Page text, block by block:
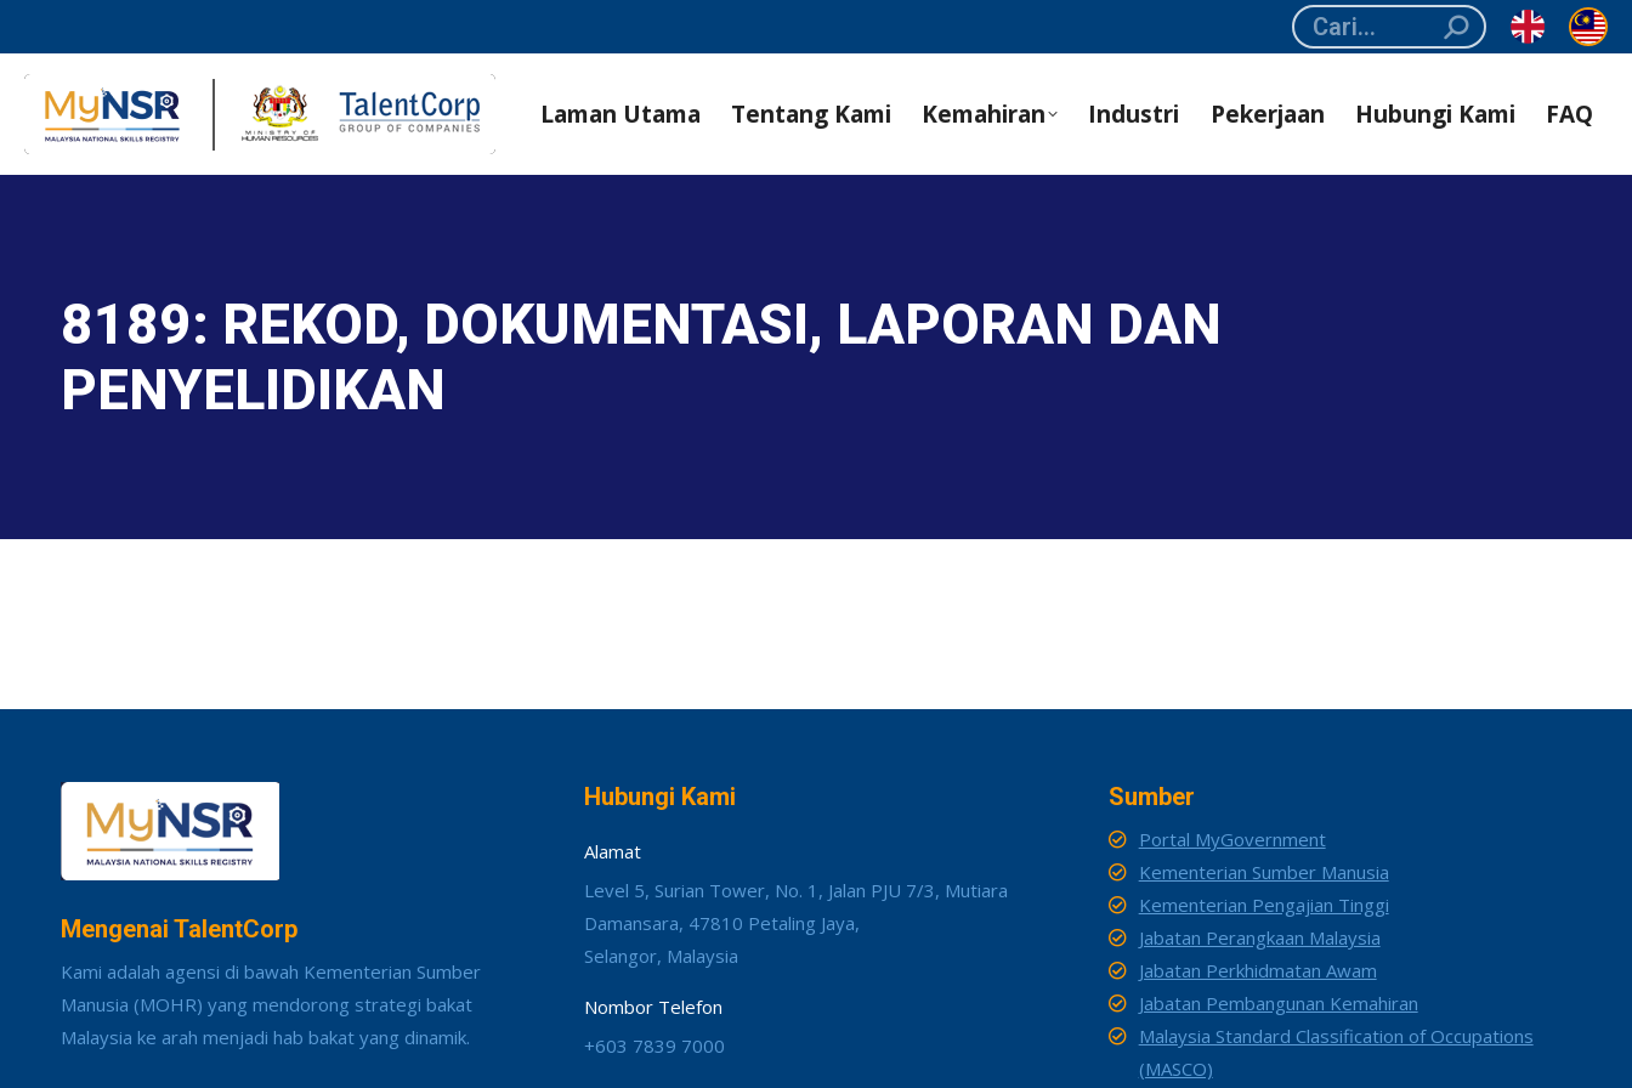
Search:
Laman Utama Tentang Kami Kemahiran Industri Pekerjaan Hubungi Kami FAQ
8189: REKOD, DOKUMENTASI, LAPORAN DAN
PENYELIDIKAN
Mengenai TalentCorp
Kami adalah agensi di bawah Kementerian Sumber
Manusia (MOHR) yang mendorong strategi bakat
Malaysia ke arah menjadi hab bakat yang dinamik.
Hubungi Kami
Alamat
Level 5, Surian Tower, No. 1, Jalan PJU 7/3, Mutiara
Damansara, 47810 Petaling Jaya,
Selangor, Malaysia
Nombor Telefon
+603 7839 7000
Sumber
Portal MyGovernment
Kementerian Sumber Manusia
Kementerian Pengajian Tinggi
Jabatan Perangkaan Malaysia
Jabatan Perkhidmatan Awam
Jabatan Pembangunan Kemahiran
Malaysia Standard Classification of Occupations
(MASCO)